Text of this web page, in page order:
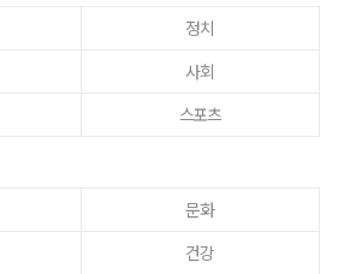
정치
사회
스포츠
문화
건강